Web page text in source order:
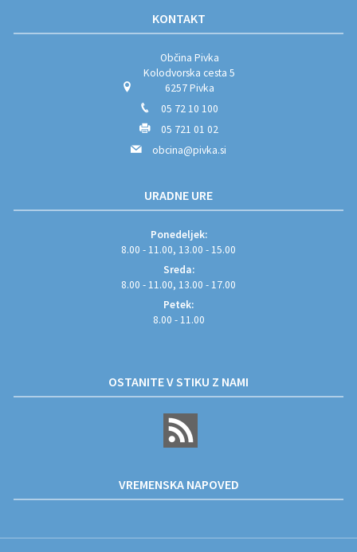
KONTAKT
Občina Pivka
Kolodvorska cesta 5
6257 Pivka
05 72 10 100
05 721 01 02
obcina@pivka.si
URADNE URE
Ponedeljek:
8.00 - 11.00, 13.00 - 15.00
Sreda:
8.00 - 11.00, 13.00 - 17.00
Petek:
8.00 - 11.00
OSTANITE V STIKU Z NAMI
VREMENSKA NAPOVED